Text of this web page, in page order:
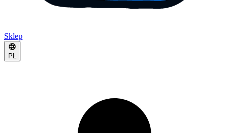
Sklep
PL